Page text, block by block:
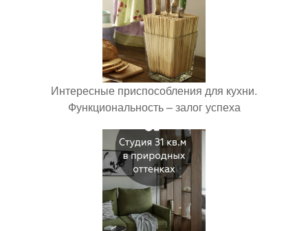
Интересные приспособления для кухни.
Функциональность – залог успеха